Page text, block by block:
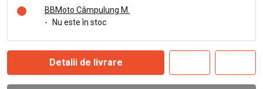
BBMoto Câmpulung M.
-
Nu este în stoc
Detalii de livrare